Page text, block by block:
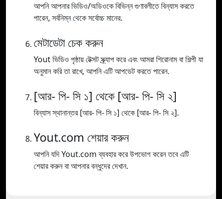
আপনি আপনার ভিডিও/অডিওকে বিভিন্ন গুণাবলীতে বিন্যাস করতে
পারেন, সর্বনিম্ন থেকে সর্বোচ্চ মানের.
মেটাডেটা চেক করুন
Yout ভিডিও পৃষ্ঠায় টেক্সট স্ক্র্যাপ করে এবং আমরা শিরোনাম বা শিল্পী যা
অনুমান করি তা রাখে, আপনি এটি আপডেট করতে পারেন.
[আর- পি- সি ১] থেকে [আর- পি- সি ২]
বিন্যাস স্থানান্তর [আর- পি- সি ১] থেকে [আর- পি- সি ২].
Yout.com শেয়ার করুন
আপনি যদি Yout.com ব্যবহার করে উপভোগ করেন তবে এটি
শেয়ার করুন বা আপনার বন্ধুদের দেখান.